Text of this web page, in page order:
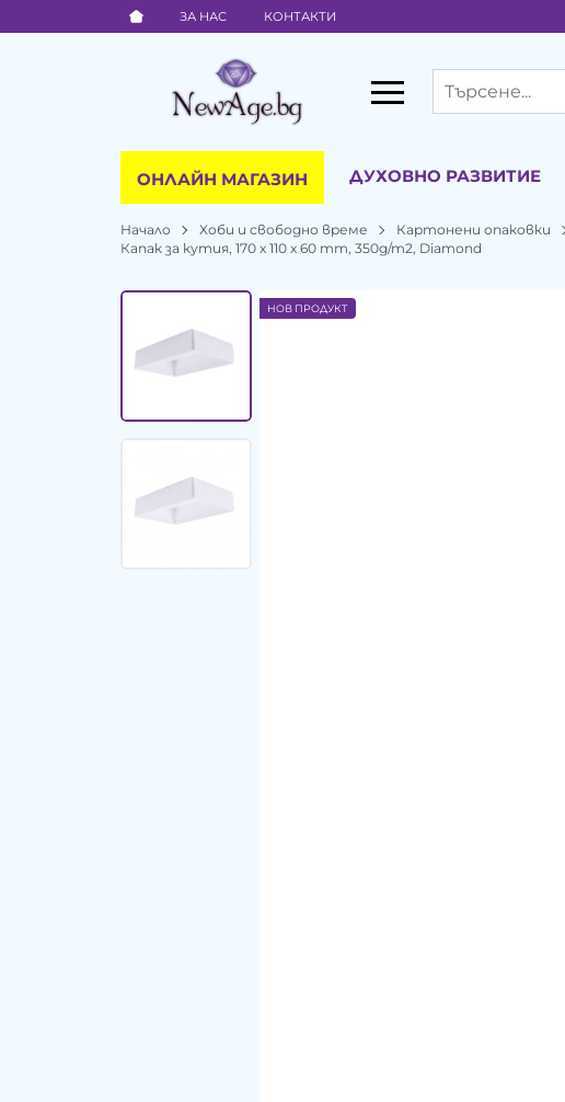
ЗА НАС КОНТАКТИ
ОНЛАЙН МАГАЗИН ДУХОВНО РАЗВИТИЕ
Начало Хоби и свободно време Картонени опаковки
Капак за кутия, 170 х 110 х 60 mm, 350g/m2, Diamond
НОВ ПРОДУКТ